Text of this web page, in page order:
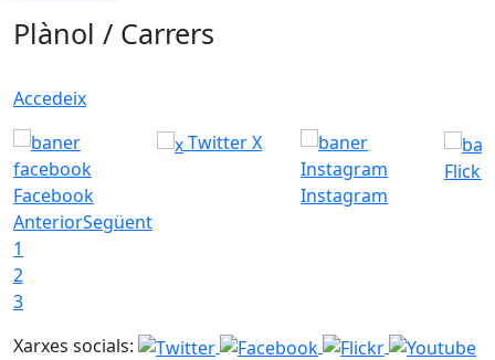
Plànol / Carrers
Accedeix
Facebook
Twitter X
Instagram
Flickr
AnteriorSegüent
1
2
3
Xarxes socials: